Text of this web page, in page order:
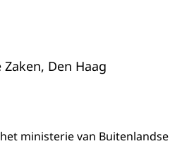
Den Haag
ministerie van